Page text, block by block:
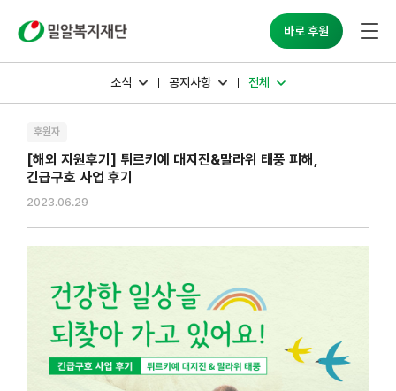
바로 후원
소식 공지사항 전체
후원자
[해외 지원후기] 튀르키예 대지진&말라위 태풍 피해,
긴급구호 사업 후기
2023.06.29